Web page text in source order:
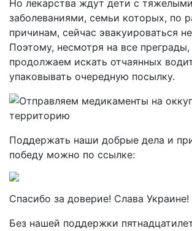
Но лекарства ждут дети с тяжелыми
заболеваниями, семьи которых, по
причинам, сейчас эвакуироваться
Поэтому, несмотря на все
продолжаем искать отчаянных
упаковывать очередную посылку.
Поддержать наши добрые дела и
победу можно по ссылке:
Спасибо за доверие! Слава Украине!
Без нашей поддержки